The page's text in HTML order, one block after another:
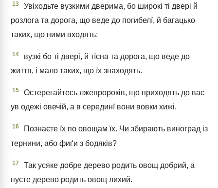
13
Увіходьте вузкими дверима, бо широкі ті двері й
розлога та дорога, що веде до погибелї, й багацько
таких, що ними входять:
14
вузкі бо ті двері, й тїсна та дорога, що веде до
життя, і мало таких, що їх знаходять.
15
Остерегайтесь лжепророків, що приходять до вас
ув одежі овечій, а в серединї вони вовки хижі.
16
Познаєте їх по овощам їх. Чи збирають виноград із
тернини, або фиґи з бодяків?
17
Так усяке добре дерево родить овощ добрий, а
пусте дерево родить овощ лихий.